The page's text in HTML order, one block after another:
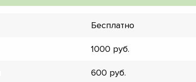
Бесплатно
1000
600